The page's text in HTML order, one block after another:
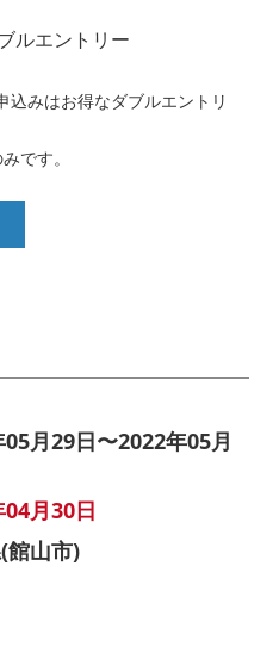
ルエントリー
込みはお得なダブルエントリ
です。
29日〜2022年05月
月30日
山市)